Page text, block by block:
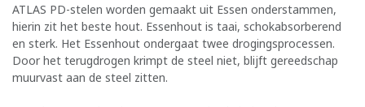
ATLAS PD-stelen worden gemaakt uit Essen onderstammen,
hierin zit het beste hout. Essenhout is taai, schokabsorberend
en sterk. Het Essenhout ondergaat twee drogingsprocessen.
Door het terugdrogen krimpt de steel niet, blijft gereedschap
muurvast aan de steel zitten.